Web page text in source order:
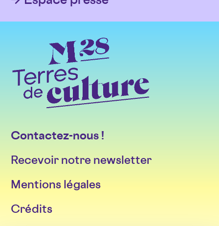
Contactez-nous !
Recevoir notre newsletter
Mentions légales
Crédits